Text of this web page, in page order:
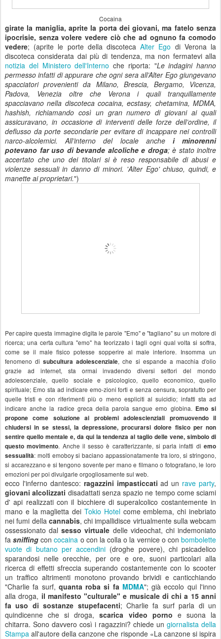
Cocaina
girate la maniglia, aprite la porta dei giovani, ma fatelo senza
ipocrisie, senza volere vedere ciò che ad ognuno fa comodo
vedere; (aprite le porte della discotecaAlter Ego di Verona la
discoteca considerata dai più di tendenza, ma non fermatevi alla
notizia del Ministero dell'Interno che riporta: "Le indagini hanno
permesso infatti di appurare che ogni sera all’Alter Ego giungevano
spacciatori provenienti da Milano, Brescia, Bergamo, Vicenza,
Padova, Venezia oltre che Verona i quali tranquillamente
spacciavano nella discoteca cocaina, ecstasy, chetamina, MDMA,
hashish, richiamando così un gran numero di giovani ai quali
assicuravano, in occasione di interventi delle forze dell’ordine, il
deflusso da porte secondarie per evitare di incappare nei controlli
narco-alcolemici. All’interno del locale anche i minorenni
potevano far uso di bevande alcoliche e droga; è stato inoltre
accertato che uno dei titolari si è reso responsabile di abusi e
violenze sessuali in danno di minori. 'Alter Ego' chiuso, quindi, e
manette ai proprietari.")
Per capire questa immagine digita le parole "Emo" e "tagliano" su un motore di
ricerca; una certa cultura "emo" ha teorizzato i tagli ogni qual volta si soffra,
come se il male fisico potesse sopperire al male interiore. Insomma un
fenomeno disubcultura adolescenziale, che si espande a macchia d'olio
grazie ad internet, sta ormai invadendo diversi settori del mondo
adolescenziale, quello sociale e psicologico, quello economico, quello
spirituale; Emo sta ad indicare emo-zioni forti e senza censura, sopratutto per
quelle tristi e con riferimenti più o meno espliciti al suicidio; infatti sta ad
indicare anche la radice greca della parola sangue emo globina. Emo si
propone come soluzione ai problemi adolescienziali promuovendo il
chiudersi in se stessi, la depressione, procurarsi dolore fisico per non
sentire quello mentale e, da qui la tendenza al taglio delle vene, simbolo di
questo movimento. Anche il sesso è caratterizzante, si parla infatti diemo
sessualità: molti emoboy si baciano appassionatamente tra loro, si stringono,
si accarezzano e si tengono sovente per mano e filmano o fotografano, le loro
emozioni per poi divulgarle orgogliosamente sul web.
ecco l'inferno dantesco: ragazzini impasticcati ad un rave party,
giovani alcolizzati disadattati senza spazio ne tempo come sciami
d' api realizzati con il bicchiere di superalcolico costantemente in
mano e la maglietta dei Tokio Hotelcome emblema, chi inebriato
nei fumi della cannabis, chi impallidisce virtualmente sulla webcam
ossessionato dalsesso virtuale delle videochat, chi indemoniato
fasniffing concocaina o con la colla o la vernice o conbombolette
vuote di butano per accendini (droghe povere), chi psicadelico
sparandosi nelle orecchie, per ore e ore, suoni particolari alla
ricerca di effetti sfreccia superando costantemente con lo scooter
un traffico altrimenti monotono provando brividi e canticchiando
"Charlie fa surf, quanta roba si fa MDMA"; già eccolo qui l'inno
alla droga, il manifesto "culturale" e musicale di chi a 15 anni
fa uso di sostanze stupefacenti; Charlie fa surf parla di un
quindicenne che si droga,scarica video porno e suona la
chitarra. Sono davvero così i ragazzini? chiede un giornalista della
Stampa all'autore della canzone che risponde «La canzone si ispira